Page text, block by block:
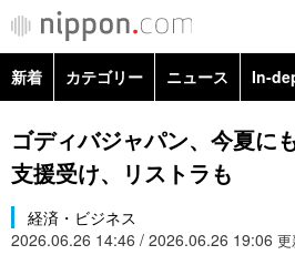
カテゴリー
新着 カテゴリー ニュース In-
政治・外交
経済・ビジネス
国際・海外
ゴディバジャパン、今夏
支援受け、リストラも
経済・ビジネス
2026.06.26 14:46 / 2026.06.26 19:06 更